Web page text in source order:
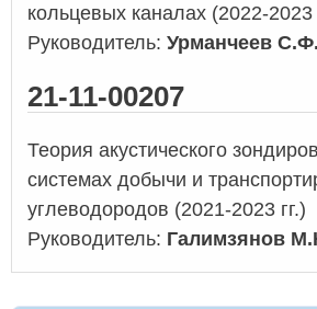
кольцевых каналах (2022-2023
Руководитель: Урманчеев С.Ф.
21-11-00207
Теория акустического
системах добычи и
углеводородов (2021-2023 гг.)
Руководитель: Галимзянов